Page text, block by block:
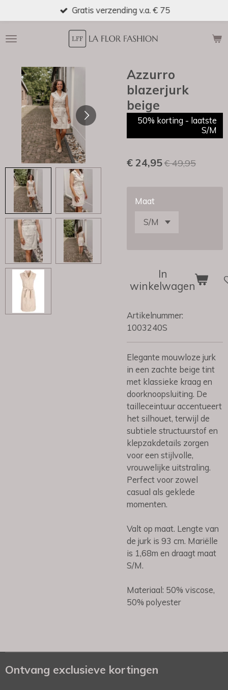
direct
naar
Gratis verzending v.a. € 75
Azzurro
blazerjurk
beige
50% korting - laatste
S/M
€ 24,95€ 49,95
Maat
In
winkelwagen
Artikelnummer:
1003240S
Elegante mouwloze jurk
in een zachte beige tint
met klassieke kraag en
doorknoopsluiting. De
tailleceintuur accentueert
het silhouet, terwijl de
subtiele structuurstof en
klepzakdetails zorgen
voor een stijlvolle,
vrouwelijke uitstraling.
Perfect voor zowel
casual als geklede
momenten.
Valt op maat. Lengte van
de jurk is 93 cm. Mariëlle
is 1,68m en draagt maat
S/M.
Materiaal: 50% viscose,
50% polyester
Ontvang exclusieve kortingen